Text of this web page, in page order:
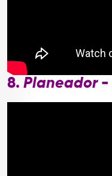
8. Planeador-